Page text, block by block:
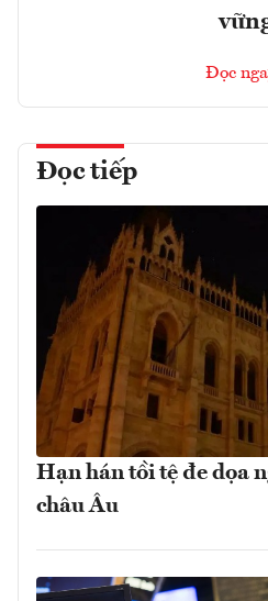
Đọc
Đọc tiếp
Hạn hán tồi tệ đe dọa
châu Âu